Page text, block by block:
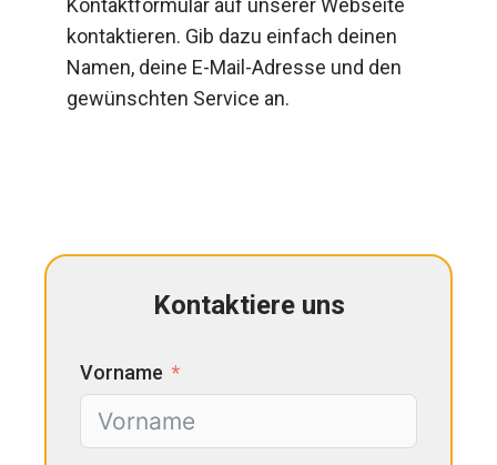
Kontaktformular auf unserer Webseite
kontaktieren. Gib dazu einfach deinen
Namen, deine E-Mail-Adresse und den
gewünschten Service an.
Kontaktiere uns
Vorname